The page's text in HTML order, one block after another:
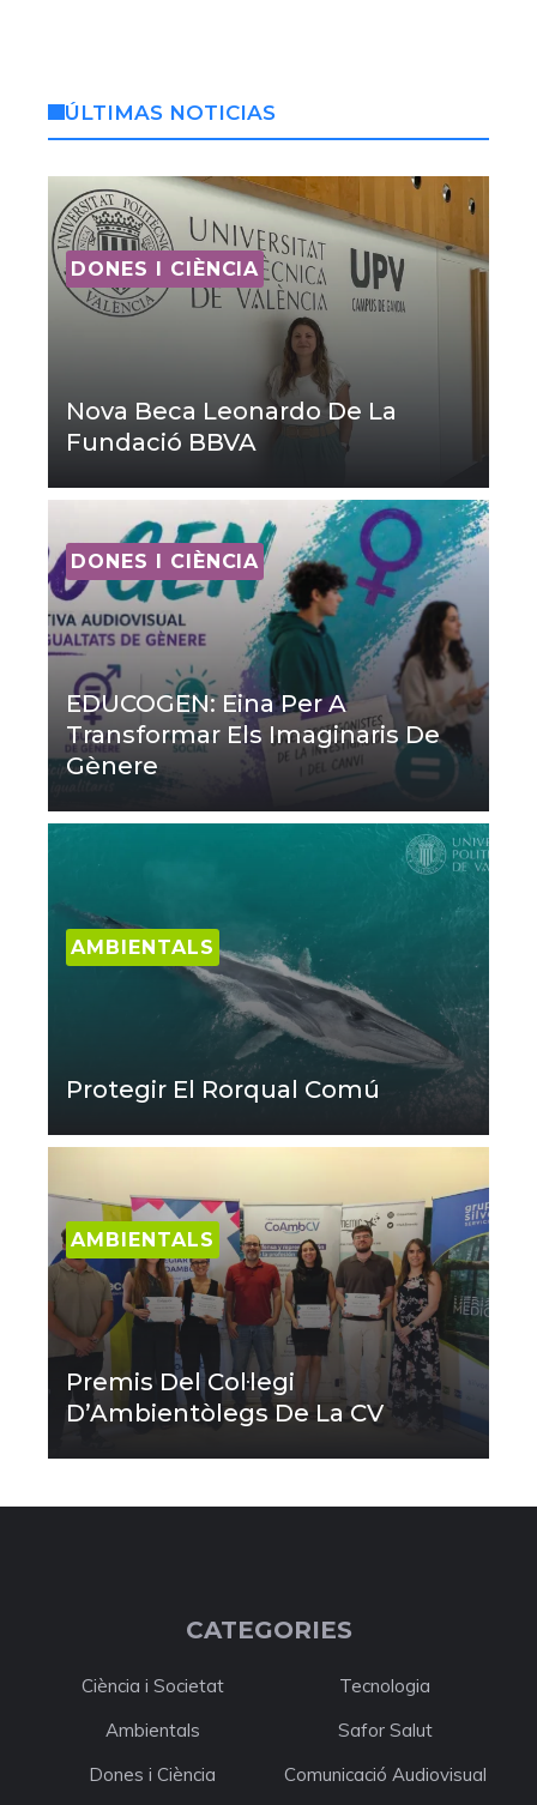
ÚLTIMAS NOTICIAS
DONES I CIÈNCIA
Nova Beca Leonardo De La
Fundació BBVA
DONES I CIÈNCIA
EDUCOGEN: Eina Per A
Transformar Els Imaginaris De
Gènere
AMBIENTALS
Protegir El Rorqual Comú
AMBIENTALS
Premis Del Col·legi
D’Ambientòlegs De La CV
CATEGORIES
Ciència i Societat
Tecnologia
Ambientals
Safor Salut
Dones i Ciència
Comunicació Audiovisual